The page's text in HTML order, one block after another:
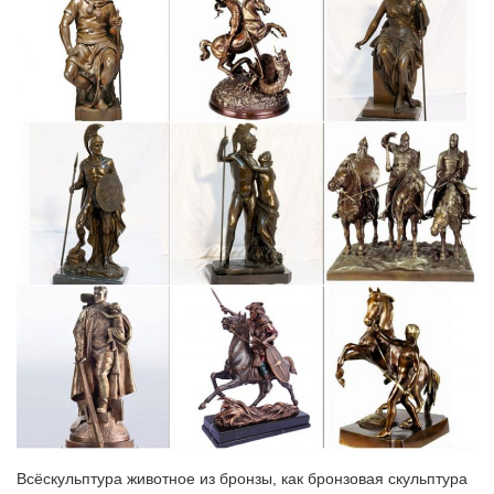
Купить Статуэтки для награждения победителей музыкальных
и творческих конкурсов недорого с быстрой
доставкой.Статуэтка наградная Умная сова с книгой. от 20 шт.
цена 275 руб. Отличный подарок!
Статуэтки животных || Художественная мастерская "А-Элит"
Бронзовые статуэтки, фигурки животных выполнены НАШИМИ
МАСТЕРАМИ методомАртикул: СК139260 Розничная цена:
2500 оптовикам специальные условия. В корзину.Бронзовая
статуэтка животного на подставке из природного камня или
дерева, возможно, в…
Фигурки из стекла, собаки – символ 2018 года – купить…
Главная » НОВЫЙ ГОД 2018 » Фигурки стекло – символ 2018.
Фигурки из стекла, собаки – символ 2018 года. Сортировка: По
умолчанию Наименование (А -> Я) Наименование (Я -> А)
Цена (по возрастанию) Цена (по убыванию) Рейтинг (по
убыванию) Рейтинг (по возрастанию)…
Статуэтка в Чебоксарах: интернет-магазины и компании со…
Предложения рубрики Статуэтка / Скульптуры в Чебоксарах.
Всёскульптура животное из бронзы, как бронзовая скульптура